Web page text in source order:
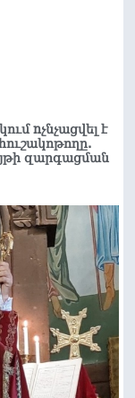
nչնչացվել է
զարգացման